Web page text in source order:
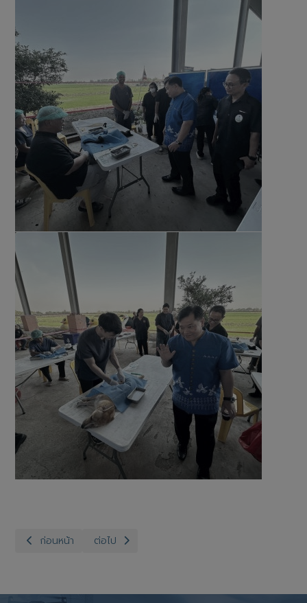
เนื้อหาก่อนหน้า: สำนักงานปศุสัตว์จังหวัดอ่างทอง จัดอบรมอาสาป
ก่อนหน้า เนื้อหาถัดไป: สำนักงานปศุสัตว์จังหวัดอ่างทอง กลุ่
ต่อไป